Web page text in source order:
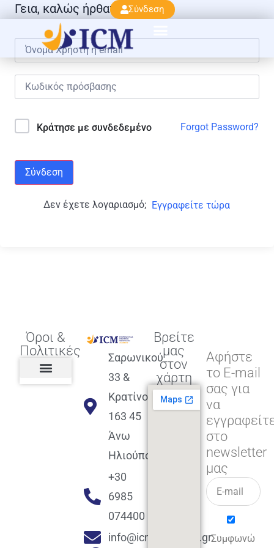
Σύνδεση
Γεια, καλώς ήρθατε πάλι!
Κράτησε με συνδεδεμένο Forgot Password?
Σύνδεση
Δεν έχετε λογαριασμό; Εγγραφείτε τώρα
Όροι &
Πολιτικές
Σαρωνικού
33 &
Κρατίνου
163 45
Άνω
Ηλιούπολη
+30
6985
074400
info@icmacademy.gr
Βρείτε
μας
στον
χάρτη
Αφήστε
το E-mail
σας για
να
στο
newsletter
μας
Συμφωνώ